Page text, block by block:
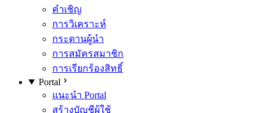
คำเชิญ
การวิเคราะห์
กระดานผู้นำ
การสมัครสมาชิก
การเรียกร้องสิทธิ์
Portal
แนะนำ Portal
สร้างบัญชีผู้ใช้